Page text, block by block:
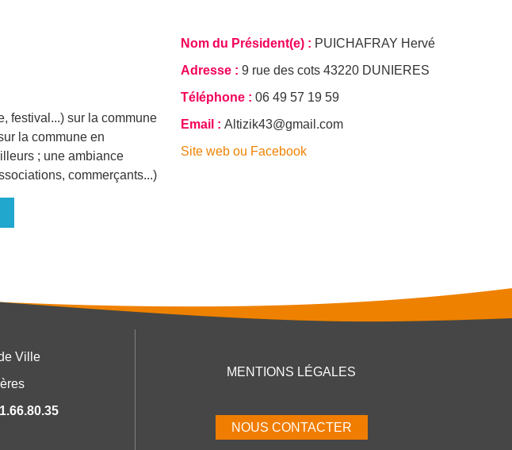
festival...) sur la commune
la commune en
; une ambiance
commerçants...)
Nom du Président(e)
PUICHAFRAY Hervé
Adresse
9 rue des cots 43220 DUNIERES
Téléphone
06 49 57 19 59
Email
Altizik43@gmail.com
Site web ou Facebook
Ville
MENTIONS LÉGALES
NOUS CONTACTER